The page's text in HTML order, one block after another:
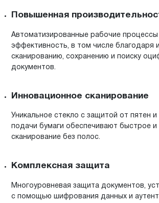
Повышенная
Автоматизированные рабочие
эффективность, в том числе благодаря
сканированию, сохранению и поиску
документов.
Инновационное сканирование
Уникальное стекло с защитой от пятен
подачи бумаги обеспечивают быстрое и
сканирование без полос.
Комплексная защита
Многоуровневая защита документов,
с помощью шифрования данных и